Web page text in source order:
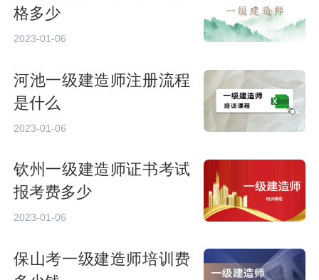
格多少
2023-01-06
河池一级建造师注册流程
是什么
2023-01-06
钦州一级建造师证书考试
报考费多少
2023-01-06
保山考一级建造师培训费